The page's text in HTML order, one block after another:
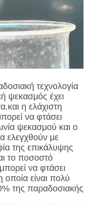
τεχνολογία
ψεκασμός έχει
η ελάχιστη
να φτάσει
ψεκασμού και ο
ελεγχθούν με
της επικάλυψης
το ποσοστό
να φτάσει
είναι πολύ
της παραδοσιακής